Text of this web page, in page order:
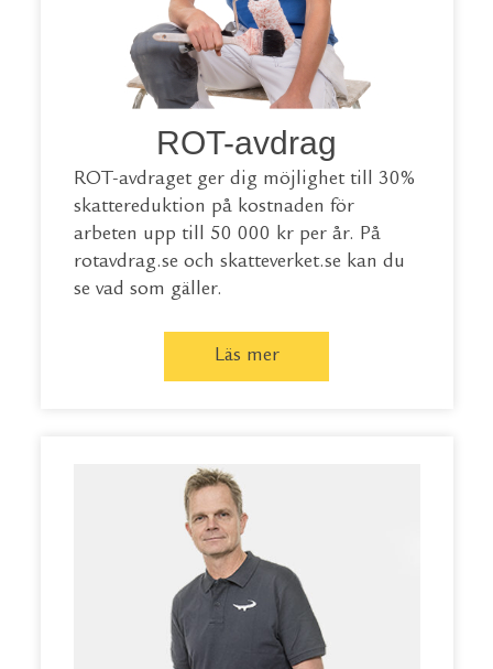
ROT-avdrag
ROT-avdraget ger dig möjlighet till 30%
skattereduktion på kostnaden för
arbeten upp till 50 000 kr per år. På
rotavdrag.se och skatteverket.se kan du
se vad som gäller.
Läs mer